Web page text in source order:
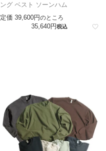
ング ベスト ソーンハム
定価 39,600 のところ
35,640 税込